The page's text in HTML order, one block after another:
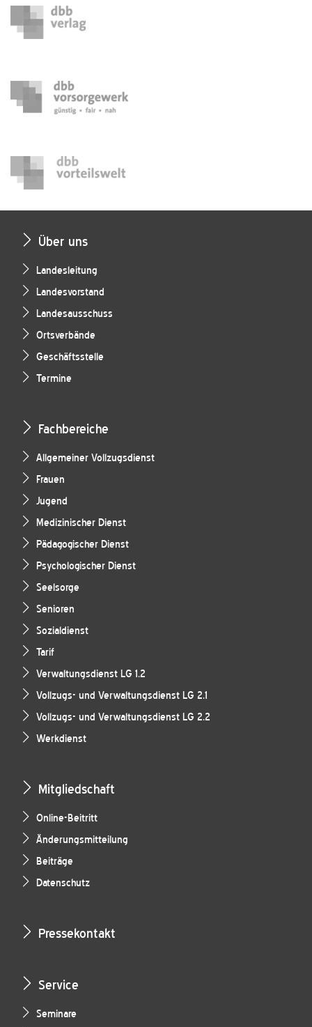
Über uns
Landesleitung
Landesvorstand
Landesausschuss
Ortsverbände
Geschäftsstelle
Termine
Fachbereiche
Allgemeiner Vollzugsdienst
Frauen
Jugend
Medizinischer Dienst
Pädagogischer Dienst
Psychologischer Dienst
Seelsorge
Senioren
Sozialdienst
Tarif
Verwaltungsdienst LG 1.2
Vollzugs- und Verwaltungsdienst LG 2.1
Vollzugs- und Verwaltungsdienst LG 2.2
Werkdienst
Mitgliedschaft
Online-Beitritt
Änderungsmitteilung
Beiträge
Datenschutz
Pressekontakt
Service
Seminare